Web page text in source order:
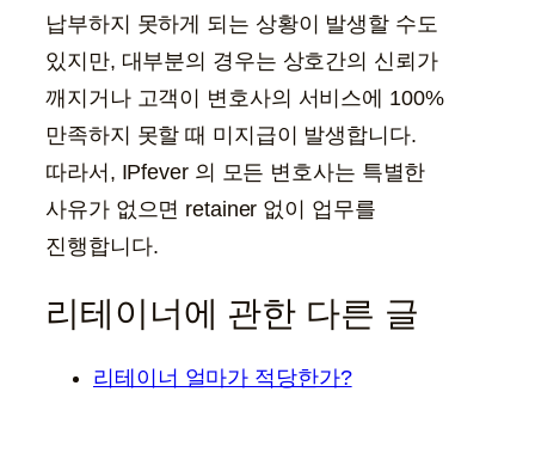
납부하지 못하게 되는 상황이 발생할 수도
있지만, 대부분의 경우는 상호간의 신뢰가
깨지거나 고객이 변호사의 서비스에 100%
만족하지 못할 때 미지급이 발생합니다.
따라서, IPfever 의 모든 변호사는 특별한
사유가 없으면 retainer 없이 업무를
진행합니다.
리테이너에 관한 다른 글
리테이너 얼마가 적당한가?